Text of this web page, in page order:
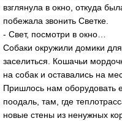
взглянула в окно, откуда
побежала звонить Светке.
- Свет, посмотри в окно…
Собаки окружили домики
заселиться. Кошачьи
на собак и оставались на
Пришлось нам оборудовать
поодаль, там, где
новые стены из ненужных